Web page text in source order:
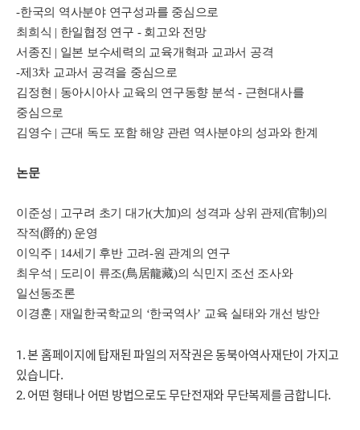
-한국의 역사분야 연구성과를 중심으로
최희식 | 한일협정 연구 - 회고와 전망
서종진 | 일본 보수세력의 교육개혁과 교과서 공격
-제3차 교과서 공격을 중심으로
김정현 | 동아시아사 교육의 연구동향 분석 - 근현대사를
중심으로
김영수 | 근대 독도 포함 해양 관련 역사분야의 성과와 한계
논문
이준성 | 고구려 초기 대가(大加)의 성격과 상위 관제(官制)의
작적(爵的) 운영
이익주 | 14세기 후반 고려-원 관계의 연구
최우석 | 도리이 류조(鳥居龍藏)의 식민지 조선 조사와
일선동조론
이경훈 | 재일한국학교의 ‘한국역사’ 교육 실태와 개선 방안
1. 본 홈페이지에 탑재된 파일의 저작권은 동북아역사재단이 가지고
있습니다.
2. 어떤 형태나 어떤 방법으로도 무단전재와 무단복제를 금합니다.